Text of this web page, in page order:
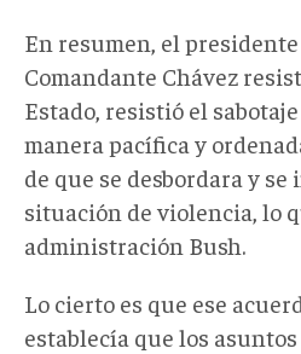
En resumen, el
Comandante Chávez
Estado, resistió el
manera pacífica y
de que se desbordara y
situación de violencia, lo
administración Bush.
Lo cierto es que ese
establecía que los